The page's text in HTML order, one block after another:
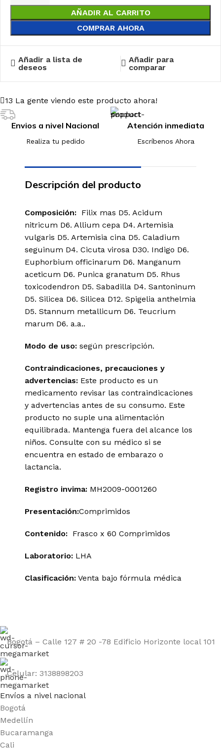
AÑADIR AL CARRITO
COMPRAR AHORA
Añadir a lista de
deseos
Añadir para
comparar
13 La gente viendo este producto ahora!
Envios a nivel Nacional
Realiza tu pedido
Atención inmediata
Escríbenos Ahora
Descripción del producto
Composición: Filix mas D5. Acidum
nitricum D6. Allium cepa D4. Artemisia
vulgaris D5. Artemisia cina D5. Caladium
seguinum D4. Cicuta virosa D30. Indigo D6.
Euphorbium officinarum D6. Manganum
aceticum D6. Punica granatum D5. Rhus
toxicodendron D5. Sabadilla D4. Santoninum
D5. Silicea D6. Silicea D12. Spigelia anthelmia
D5. Stannum metallicum D6. Teucrium
marum D6. a.a..
Modo de uso: según prescripción.
Contraindicaciones, precauciones y
advertencias: Este producto es un
medicamento revisar las contraindicaciones
y advertencias antes de su consumo. Este
producto no suple una alimentación
equilibrada. Mantenga fuera del alcance los
niños. Consulte con su médico si se
encuentra en estado de embarazo o
lactancia.
Registro invima: MH2009-0001260
Presentación:Comprimidos
Contenido: Frasco x 60 Comprimidos
Laboratorio: LHA
Clasificación: Venta bajo fórmula médica
Bogotá – Calle 127 # 20 -78 Edificio Horizonte local 101
Celular: 3138898203
Envíos a nivel nacional
Bogotá
Medellín
Bucaramanga
Cali